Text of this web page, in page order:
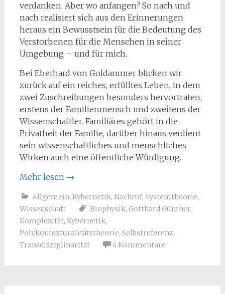
verdanken. Aber wo anfangen? So nach und
nach realisiert sich aus den Erinnerungen
heraus ein Bewusstsein für die Bedeutung des
Verstorbenen für die Menschen in seiner
Umgebung – und für mich.
Bei Eberhard von Goldammer blicken wir
zurück auf ein reiches, erfülltes Leben, in dem
zwei Zuschreibungen besonders hervortraten,
erstens der Familienmensch und zweitens der
Wissenschaftler. Familiäres gehört in die
Privatheit der Familie, darüber hinaus verdient
sein wissenschaftliches und menschliches
Wirken auch eine öffentliche Würdigung.
Mehr lesen →
Allgemein, Kybernetik, Nachruf, Systemtheorie,
Wissenschaft
Biophysik, Gotthard Günther,
Komplexität, Kybernetik,
Polykontexturalitätstheorie, Selbstreferenz,
Transdisziplinarität
4 Kommentare